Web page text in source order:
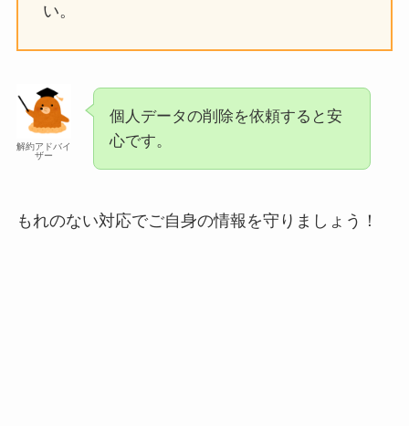
い。
解約アドバイ
ザー
個人データの削除を依頼すると安
心です。
もれのない対応でご自身の情報を守りましょう！